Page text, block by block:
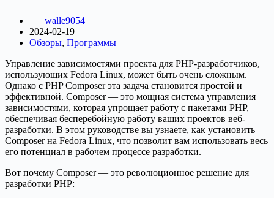
walle9054
2024-02-19
Обзоры, Программы
Управление зависимостями проекта для PHP-разработчиков,
использующих Fedora Linux, может быть очень сложным.
Однако с PHP Composer эта задача становится простой и
эффективной. Composer — это мощная система управления
зависимостями, которая упрощает работу с пакетами PHP,
обеспечивая бесперебойную работу ваших проектов веб-
разработки. В этом руководстве вы узнаете, как установить
Composer на Fedora Linux, что позволит вам использовать весь
его потенциал в рабочем процессе разработки.
Вот почему Composer — это революционное решение для
разработки PHP: